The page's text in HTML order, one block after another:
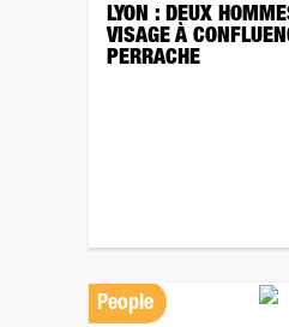
LYON : DEUX
VISAGE À
PERRACHE
People